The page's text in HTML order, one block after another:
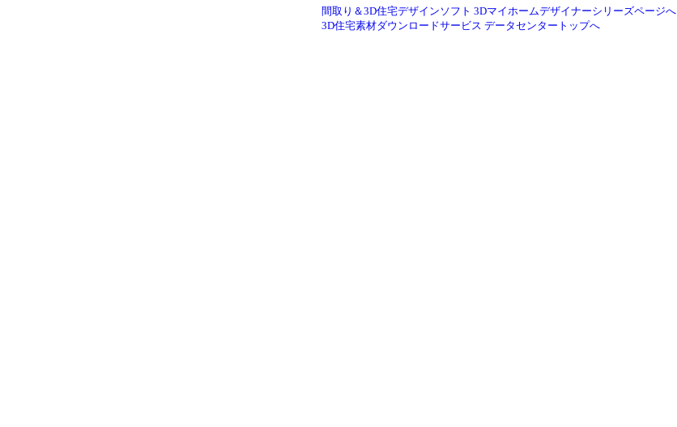
間取り＆3D住宅デザインソフト 3Dマイホームデザイナーシリーズページへ
3D住宅素材ダウンロードサービス データセンタートップへ